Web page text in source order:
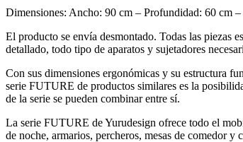
Dimensiones: Ancho: 90 cm – Profundidad: 60 cm
El producto se envía desmontado. Todas las piezas
detallado, todo tipo de aparatos y sujetadores
Con sus dimensiones ergonómicas y su estructura
serie FUTURE de productos similares es la
de la serie se pueden combinar entre sí.
La serie FUTURE de Yurudesign ofrece todo el
de noche, armarios, percheros, mesas de comedor